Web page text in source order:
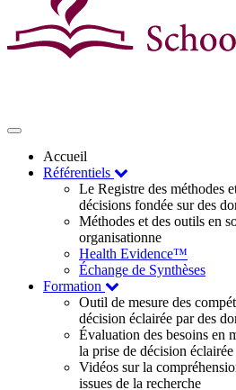
Toggle
navigationAccueil
Référentiels
Le Registre des méthodes
décisions fondée sur des
Méthodes et des outils en
organisationne
Health Evidence™
Échange de Synthèses
Formation
Outil de mesure des
décision éclairée par des
Évaluation des besoins en
la prise de décision
Vidéos sur la
issues de la recherche